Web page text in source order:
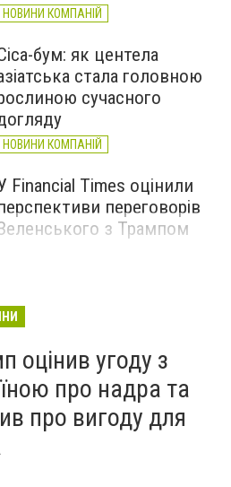
НОВИНИ КОМПАНІЙ
бум: як центела
стала головною
сучасного
НОВИНИ КОМПАНІЙ
Financial Times оцінили
переговорів
з Трампом
оцінив угоду з
про надра та
про вигоду для